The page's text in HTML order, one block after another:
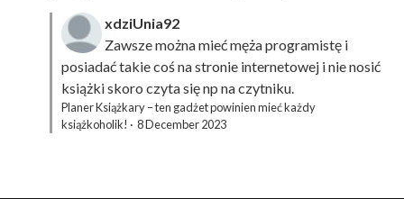
xdziUnia92
Zawsze można mieć męża programistę i
posiadać takie coś na stronie internetowej i nie nosić
książki skoro czyta się np na czytniku.
Planer Książkary – ten gadżet powinien mieć każdy
książkoholik! · 8 December 2023